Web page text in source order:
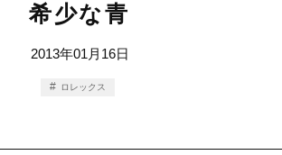
希少な青
2013年01月16日
ロレックス